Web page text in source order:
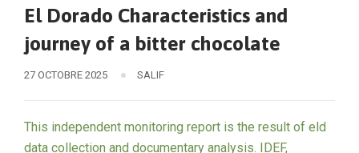
El Dorado Characteristics and
journey of a bitter chocolate
27 OCTOBRE 2025 SALIF
This independent monitoring report is the result of eld
data collection and documentary analysis. IDEF,